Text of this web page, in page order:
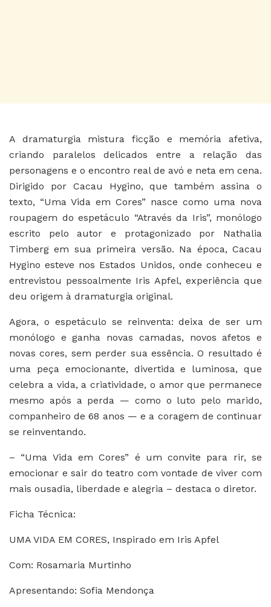
A dramaturgia mistura ficção e memória afetiva,
criando paralelos delicados entre a relação das
personagens e o encontro real de avó e neta em cena.
Dirigido por Cacau Hygino, que também assina o
texto, “Uma Vida em Cores” nasce como uma nova
roupagem do espetáculo “Através da Iris”, monólogo
escrito pelo autor e protagonizado por Nathalia
Timberg em sua primeira versão. Na época, Cacau
Hygino esteve nos Estados Unidos, onde conheceu e
entrevistou pessoalmente Iris Apfel, experiência que
deu origem à dramaturgia original.
Agora, o espetáculo se reinventa: deixa de ser um
monólogo e ganha novas camadas, novos afetos e
novas cores, sem perder sua essência. O resultado é
uma peça emocionante, divertida e luminosa, que
celebra a vida, a criatividade, o amor que permanece
mesmo após a perda — como o luto pelo marido,
companheiro de 68 anos — e a coragem de continuar
se reinventando.
– “Uma Vida em Cores” é um convite para rir, se
emocionar e sair do teatro com vontade de viver com
mais ousadia, liberdade e alegria – destaca o diretor.
Ficha Técnica:
UMA VIDA EM CORES, Inspirado em Iris Apfel
Com: Rosamaria Murtinho
Apresentando: Sofia Mendonça